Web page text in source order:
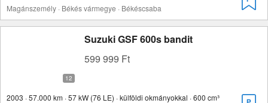
Magánszemély · Békés vármegye · Békéscsaba
Suzuki GSF 600s bandit
599 999 Ft
2003 · 57.000 km · 57 kW (76 LE) · külföldi okmányokkal · 600 cm³